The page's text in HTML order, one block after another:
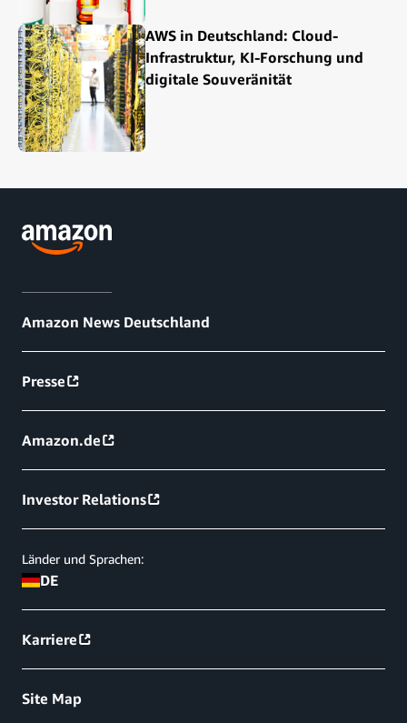
AWS in Deutschland: Cloud-
Infrastruktur, KI-Forschung und
digitale Souveränität
Amazon News Deutschland
Presse
Amazon.de
Investor Relations
Länder und Sprachen:
DE
Karriere
Site Map